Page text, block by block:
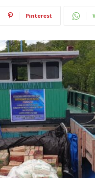
Pinterest